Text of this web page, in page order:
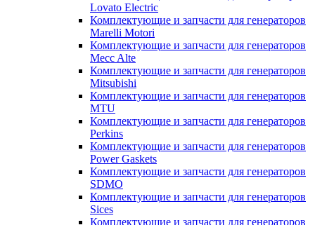
Lovato Electric
Комплектующие и запчасти для генераторов
Marelli Motori
Комплектующие и запчасти для генераторов
Mecc Alte
Комплектующие и запчасти для генераторов
Mitsubishi
Комплектующие и запчасти для генераторов
MTU
Комплектующие и запчасти для генераторов
Perkins
Комплектующие и запчасти для генераторов
Power Gaskets
Комплектующие и запчасти для генераторов
SDMO
Комплектующие и запчасти для генераторов
Sices
Комплектующие и запчасти для генераторов